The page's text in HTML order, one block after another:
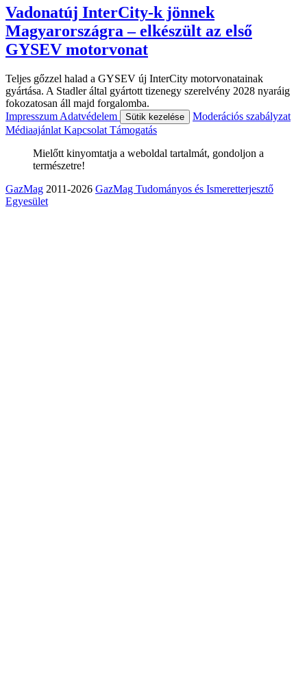
Vadonatúj InterCity-k jönnek
Magyarországra – elkészült az első
GYSEV motorvonat
Teljes gőzzel halad a GYSEV új InterCity motorvonatainak
gyártása. A Stadler által gyártott tizenegy szerelvény 2028 nyaráig
fokozatosan áll majd forgalomba.
Impresszum Adatvédelem Sütik kezelése
Moderációs szabályzat
Médiaajánlat Kapcsolat Támogatás
Mielőtt kinyomtatja a weboldal tartalmát, gondoljon a
természetre!
GazMag 2011-2026 GazMag Tudományos és Ismeretterjesztő
Egyesület